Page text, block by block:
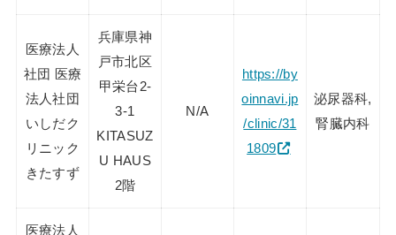
医療法人
社団 医療
法人社団
いしだク
リニック
きたすず
兵庫県神
戸市北区
甲栄台2-
3-1
KITASUZ
U HAUS
2階
N/A
https://by
oinnavi.jp
/clinic/31
1809
泌尿器科,
腎臓内科
医療法人